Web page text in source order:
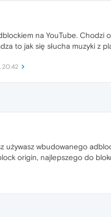
na YouTube. Chodzi
to jak się słucha muzyki z
20:42
używasz wbudowanego
origin, najlepszego do